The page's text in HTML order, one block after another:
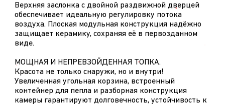
Верхняя заслонка с двойной раздвижной дверцей
обеспечивает идеальную регулировку потока
воздуха. Плоская модульная конструкция надёжно
защищает керамику, сохраняя её в первозданном
виде.
МОЩНАЯ И НЕПРЕВЗОЙДЕННАЯ ТОПКА.
Красота не только снаружи, но и внутри!
Увеличенная угольная корзина, встроенный
контейнер для пепла и разборная конструкция
камеры гарантируют долговечность, устойчивость к